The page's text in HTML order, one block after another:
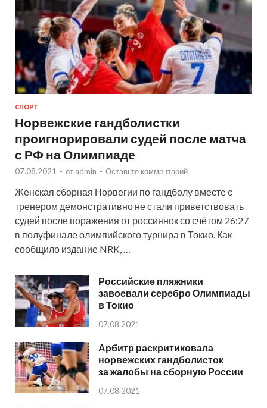
СПОРТ
Норвежские гандболистки
проигнорировали судей после матча
с РФ на Олимпиаде
07.08.2021 - от admin - Оставьте комментарий
Женская сборная Норвегии по гандболу вместе с
тренером демонстративно не стали приветствовать
судей после поражения от россиянок со счётом 26:27
в полуфинале олимпийского турнира в Токио. Как
сообщило издание NRK, …
Российские пляжники
завоевали серебро Олимпиады
в Токио
07.08.2021
Арбитр раскритиковала
норвежских гандболисток
за жалобы на сборную России
07.08.2021